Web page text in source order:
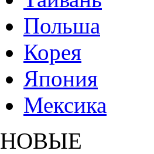
Польша
Корея
Япония
Мексика
НОВЫЕ